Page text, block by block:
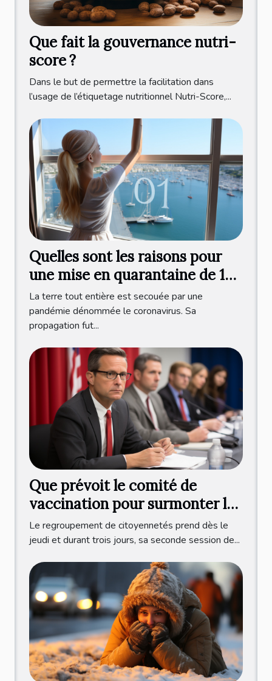
Que fait la gouvernance nutri-
score ?
Dans le but de permettre la facilitation dans
l’usage de l’étiquetage nutritionnel Nutri-Score,...
Quelles sont les raisons pour
une mise en quarantaine de 10
jours après le test ?
La terre tout entière est secouée par une
pandémie dénommée le coronavirus. Sa
propagation fut...
Que prévoit le comité de
vaccination pour surmonter la
crise sanitaire ?
Le regroupement de citoyennetés prend dès le
jeudi et durant trois jours, sa seconde session de...